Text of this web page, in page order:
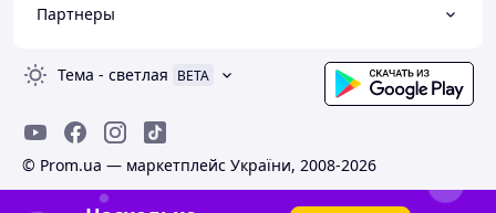
Партнеры
Тема - светлая BETA
© Prom.ua — маркетплейс України, 2008-2026